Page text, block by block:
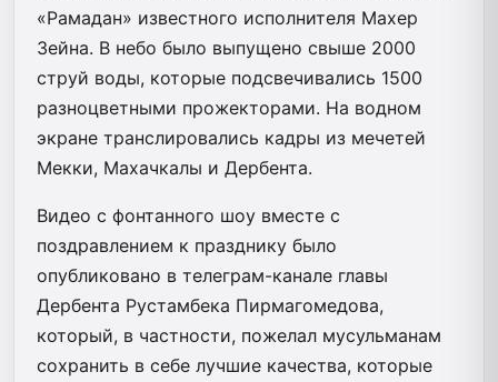
«Рамадан» известного исполнителя Махер
Зейна. В небо было выпущено свыше 2000
струй воды, которые подсвечивались 1500
разноцветными прожекторами. На водном
экране транслировались кадры из мечетей
Мекки, Махачкалы и Дербента.
Видео с фонтанного шоу вместе с
поздравлением к празднику было
опубликовано в телеграм-канале главы
Дербента Рустамбека Пирмагомедова,
который, в частности, пожелал мусульманам
сохранить в себе лучшие качества, которые